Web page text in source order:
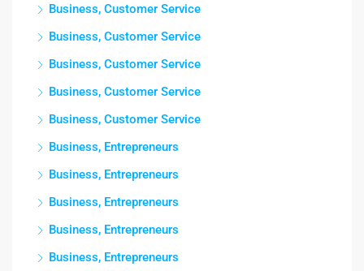
Business, Customer Service
Business, Customer Service
Business, Customer Service
Business, Customer Service
Business, Customer Service
Business, Entrepreneurs
Business, Entrepreneurs
Business, Entrepreneurs
Business, Entrepreneurs
Business, Entrepreneurs